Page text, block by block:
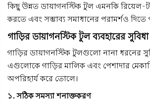
কিছু উন্নত ডায়াগনস্টিক টুল এমনকি রিয়েল-
করতে এবং সম্ভাব্য সমাধানের পরামর্শও দিতে
গাড়ির ডায়াগনস্টিক টুল ব্যবহারের সুবিধা
গাড়ির ডায়াগনস্টিক টুলগুলো নানা ধরনের
এগুলোকে গাড়ির মালিক এবং পেশাদার
অপরিহার্য করে তোলে।
১. সঠিক সমস্যা শনাক্তকরণ